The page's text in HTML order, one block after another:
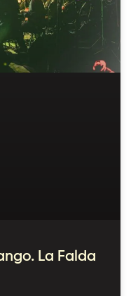
La Falda